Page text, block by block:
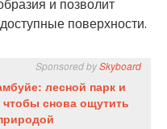
и позволит
поверхности.